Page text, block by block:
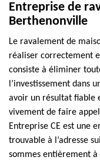
Entreprise de
Berthenonville
Le ravalement de
réaliser correctement
consiste à éliminer
l’investissement dans
avoir un résultat fiable
vivement de faire
Entreprise CE est une
trouvable à l’adresse
sommes entièrement à